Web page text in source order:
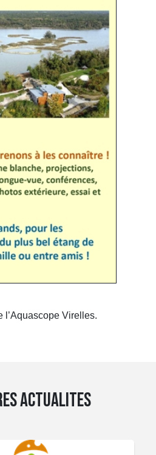
l’Aquascope Virelles.
ACTUALITES